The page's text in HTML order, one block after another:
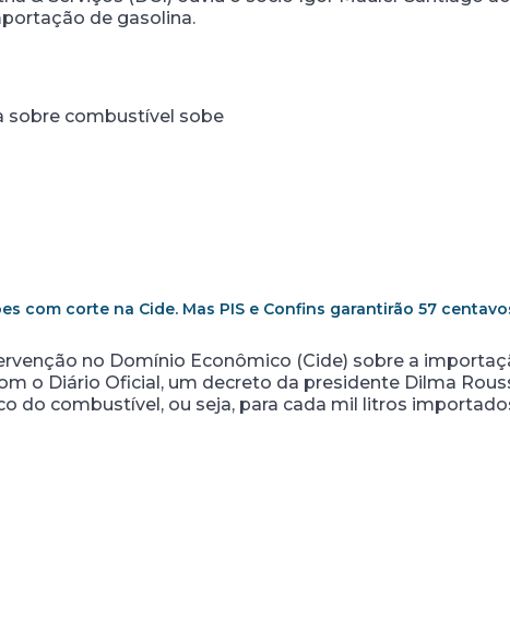
de gasolina.
sobre combustível sobe
com corte na Cide. Mas PIS e Confins garantirão 57
no Domínio Econômico (Cide) sobre a
o Diário Oficial, um decreto da presidente Dilma
do combustível, ou seja, para cada mil litros